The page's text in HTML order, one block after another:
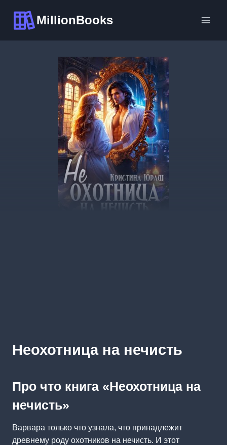
содержимому
MillionBooks
Неохотница на нечисть
Про что книга «Неохотница на
нечисть»
Варвара только что узнала, что принадлежит
древнему роду охотников на нечисть. И этот